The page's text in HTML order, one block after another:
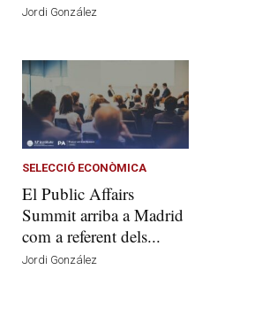
Jordi González
SELECCIÓ ECONÒMICA
El Public Affairs
Summit arriba a Madrid
com a referent dels...
Jordi González